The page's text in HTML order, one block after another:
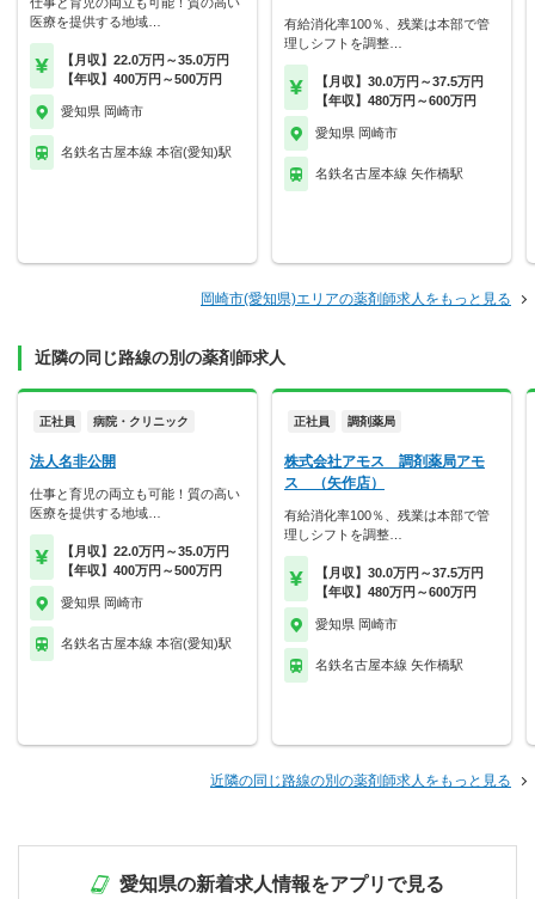
仕事と育児の両立も可能！質の高い
医療を提供する地域…
【月収】22.0万円～35.0万円
【年収】400万円～500万円
愛知県 岡崎市
名鉄名古屋本線 本宿(愛知)駅
有給消化率100％、残業は本部で管
理しシフトを調整…
【月収】30.0万円～37.5万円
【年収】480万円～600万円
愛知県 岡崎市
名鉄名古屋本線 矢作橋駅
岡崎市(愛知県)エリアの薬剤師求人をもっと見る
近隣の同じ路線の別の薬剤師求人
正社員 病院・クリニック
法人名非公開
仕事と育児の両立も可能！質の高い
医療を提供する地域…
【月収】22.0万円～35.0万円
【年収】400万円～500万円
愛知県 岡崎市
名鉄名古屋本線 本宿(愛知)駅
正社員 調剤薬局
株式会社アモス 調剤薬局アモ
ス （矢作店）
有給消化率100％、残業は本部で管
理しシフトを調整…
【月収】30.0万円～37.5万円
【年収】480万円～600万円
愛知県 岡崎市
名鉄名古屋本線 矢作橋駅
近隣の同じ路線の別の薬剤師求人をもっと見る
愛知県の新着求人情報をアプリで見る